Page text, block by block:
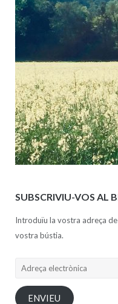
SUBSCRIVIU-VOS AL
Introduïu la vostra adreça
vostra bústia.
Adreça
ENVIEU